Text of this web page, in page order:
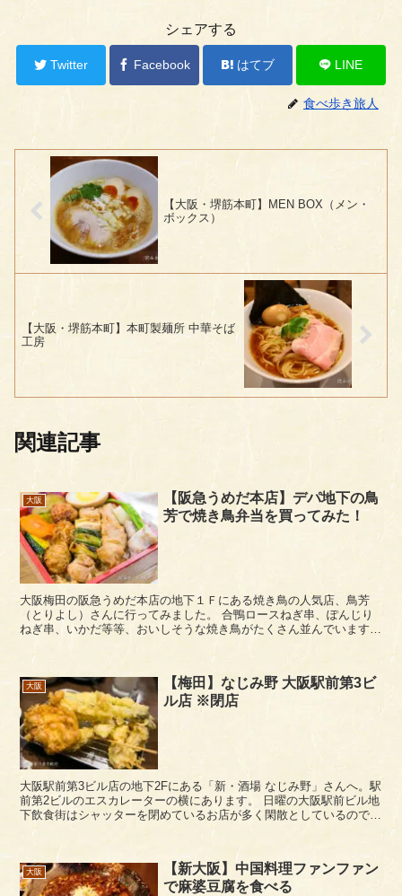
シェアする
Twitter Facebook はてブ LINE
食べ歩き旅人
【大阪・堺筋本町】MEN BOX（メン・
ボックス）
【大阪・堺筋本町】本町製麺所 中華そば
工房
関連記事
大阪
【阪急うめだ本店】デパ地下の鳥
芳で焼き鳥弁当を買ってみた！
大阪梅田の阪急うめだ本店の地下１Ｆにある焼き鳥の人気店、鳥芳
（とりよし）さんに行ってみました。 合鴨ロースねぎ串、ぽんじり
ねぎ串、いかだ等等、おいしそうな焼き鳥がたくさん並んでいますね
大阪
【梅田】なじみ野 大阪駅前第3ビ
ル店 ※閉店
大阪駅前第3ビル店の地下2Fにある「新・酒場 なじみ野」さんへ。駅
前第2ビルのエスカレーターの横にあります。 日曜の大阪駅前ビル地
下飲食街はシャッターを閉めているお店が多く閑散としているのです
が、営業している居酒屋には人が集まり賑わっ...
大阪
【新大阪】中国料理ファンファン
で麻婆豆腐を食べる